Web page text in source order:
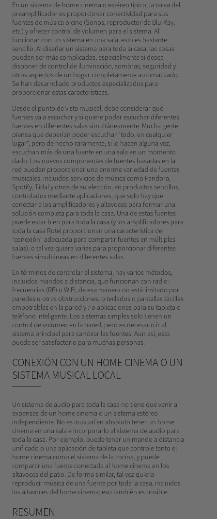
En un sistema de home cinema o estéreo típico, la tarea del
preamplificador es proporcionar conectividad para sus
fuentes de música o cine (Sonos, reproductor de Blu-Ray,
etc.) y ofrecer control de volumen para el sistema. Al
funcionar con un sistema en una sala, esto es bastante
sencillo. Al diseñar un sistema para toda la casa, las cosas
pueden ser más complicadas, especialmente si desea
disponer de control de iluminación, sombras, seguridad y
otros aspectos de un hogar completamente automatizado.
Se han desarrollado productos especializados para
proporcionar estas características.
Desde el punto de vista musical, debe considerar qué
fuentes va a escuchar y si quiere poder escuchar diferentes
fuentes en diferentes salas simultáneamente. Mucha gente
piensa que deberían poder escuchar "todo, en cualquier
lugar", pero de hecho raramente, si lo hacen alguna vez,
escuchan más de una fuente en una sala en un momento
dado. Los nuevos componentes de fuentes basadas en la
red pueden proporcionar una enorme variedad de fuentes
musicales, incluidos servicios de música como Pandora,
Spotify, Tidal y otros de su elección, en productos sencillos,
controlados mediante aplicaciones, que solo hay que
conectar a los amplificadores y altavoces para formar una
solución completa para toda la casa. Una de estas fuentes
puede estar bien para toda la casa (y los amplificadores para
toda la casa Rotel proporcionan una característica de
"conexión" adecuada para compartir fuentes en múltiples
salas), o tal vez quiera varias para proporcionar diferentes
fuentes simultáneas en diferentes salas.
En términos de controlar el sistema, hay varios métodos,
incluidos mandos a distancia, que funcionan con radio-
frecuencias (RF) o WIFI, de esa manera no está limitado por
paredes u otras obstrucciones, o teclados o pantallas táctiles
empotrables en la pared y / o aplicaciones para su tableta o
teléfono inteligente. Los sistemas simples solo tienen un
control de volumen en la pared, pero es necesario ir al
sistema principal para cambiar las fuentes. Aun así, esto
puede ser satisfactorio para muchas personas.
CONEXIÓN CON UN HOME CINEMA O UN
SISTEMA MUSICAL LOCAL
Un sistema de audio para toda la casa no tiene que venir a
expensas de un home cinema o un sistema estéreo
independiente. No es inusual en absoluto tener un home
cinema en una sala e incorporarlo al sistema de audio para
toda la casa. Por ejemplo, puede tener un mando a distancia
unificado o una aplicación de tableta que controle tanto el
home cinema como el sistema de la cocina, y puede
compartir una fuente conectada al home cinema en los
altavoces del patio. De forma similar, tal vez quiera
reproducir música de una fuente por toda la casa, incluidos
los altavoces del home cinema; eso también es posible.
RESUMEN